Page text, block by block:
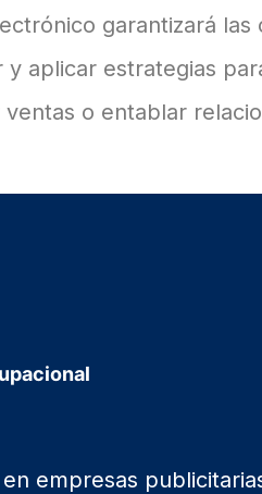
garantizará
y aplicar estrategias
o entablar
empresas